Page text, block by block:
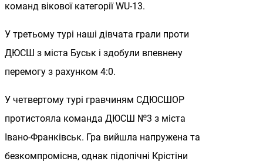
команд вікової категорії WU-13.
У третьому турі наші дівчата грали проти
ДЮСШ з міста Буськ і здобули впевнену
перемогу з рахунком 4:0.
У четвертому турі гравчиням СДЮСШОР
протистояла команда ДЮСШ №3 з міста
Івано-Франківськ. Гра вийшла напружена та
безкомпромісна, однак підопічні Крістіни